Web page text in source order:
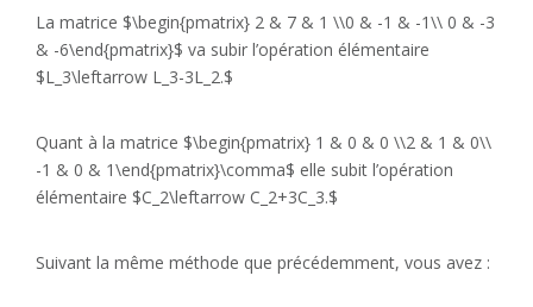
La matrice $\begin{pmatrix} 2 & 7 & 1 \\0 & -1 & -1\\ 0 & -3
& -6\end{pmatrix}$ va subir l’opération élémentaire
$L_3\leftarrow L_3-3L_2.$
Quant à la matrice $\begin{pmatrix} 1 & 0 & 0 \\2 & 1 & 0\\
-1 & 0 & 1\end{pmatrix}\comma$ elle subit l’opération
élémentaire $C_2\leftarrow C_2+3C_3.$
Suivant la même méthode que précédemment, vous avez :